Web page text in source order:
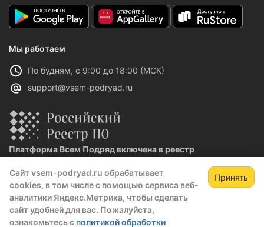
Сайт vsem-podryad.ru обрабатывает
cookies, в том числе с помощью сервиса веб-
аналитики Яндекс.Метрика, чтобы сделать
сайт удобней для вас. Пожалуйста,
ознакомьтесь с политикой обработки
Принять
Мы работаем
По будням, с 9:00 до 18:00 (МСК)
support@vsem-podryad.ru
Платформа Всем Подряд включена в реестр
Реестровая запись №32021 от 06.02.2026
Политика конфиденциальности